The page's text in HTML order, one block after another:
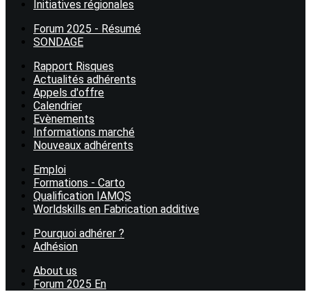
Initiatives régionales
Forum 2025 - Résumé
SONDAGE
Rapport Risques
Actualités adhérents
Appels d'offre
Calendrier
Evènements
Informations marché
Nouveaux adhérents
Emploi
Formations - Carto
Qualification IAMQS
Worldskills en Fabrication additive
Pourquoi adhérer ?
Adhésion
About us
Forum 2025 En